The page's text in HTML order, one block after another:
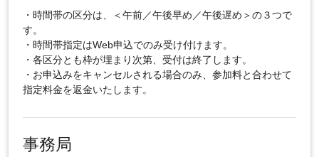
・時間帯の区分は、＜午前／午後早め／午後遅め＞の３つで
す。
・時間帯指定はWeb申込でのみ受け付けます。
・各区分とも枠が埋まり次第、受付は終了します。
・お申込みをキャンセルされる場合のみ、参加料と合わせて
指定料金を返金いたします。
事務局